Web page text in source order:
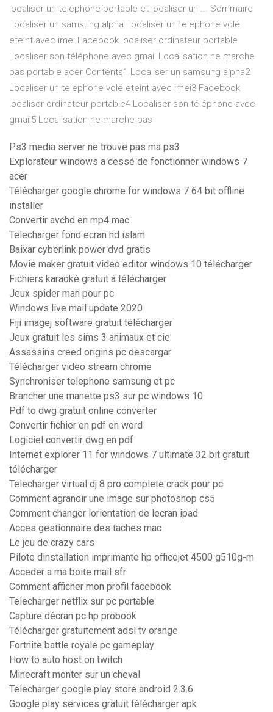
localiser un telephone portable et localiser un ... Sommaire
Localiser un samsung alpha Localiser un telephone volé
eteint avec imei Facebook localiser ordinateur portable
Localiser son téléphone avec gmail Localisation ne marche
pas portable acer Contents1 Localiser un samsung alpha2
Localiser un telephone volé eteint avec imei3 Facebook
localiser ordinateur portable4 Localiser son téléphone avec
gmail5 Localisation ne marche pas
Ps3 media server ne trouve pas ma ps3
Explorateur windows a cessé de fonctionner windows 7
acer
Télécharger google chrome for windows 7 64 bit offline
installer
Convertir avchd en mp4 mac
Telecharger fond ecran hd islam
Baixar cyberlink power dvd gratis
Movie maker gratuit video editor windows 10 télécharger
Fichiers karaoké gratuit à télécharger
Jeux spider man pour pc
Windows live mail update 2020
Fiji imagej software gratuit télécharger
Jeux gratuit les sims 3 animaux et cie
Assassins creed origins pc descargar
Télécharger video stream chrome
Synchroniser telephone samsung et pc
Brancher une manette ps3 sur pc windows 10
Pdf to dwg gratuit online converter
Convertir fichier en pdf en word
Logiciel convertir dwg en pdf
Internet explorer 11 for windows 7 ultimate 32 bit gratuit
télécharger
Telecharger virtual dj 8 pro complete crack pour pc
Comment agrandir une image sur photoshop cs5
Comment changer lorientation de lecran ipad
Acces gestionnaire des taches mac
Le jeu de crazy cars
Pilote dinstallation imprimante hp officejet 4500 g510g-m
Acceder a ma boite mail sfr
Comment afficher mon profil facebook
Telecharger netflix sur pc portable
Capture décran pc hp probook
Télécharger gratuitement adsl tv orange
Fortnite battle royale pc gameplay
How to auto host on twitch
Minecraft monter sur un cheval
Telecharger google play store android 2.3.6
Google play services gratuit télécharger apk